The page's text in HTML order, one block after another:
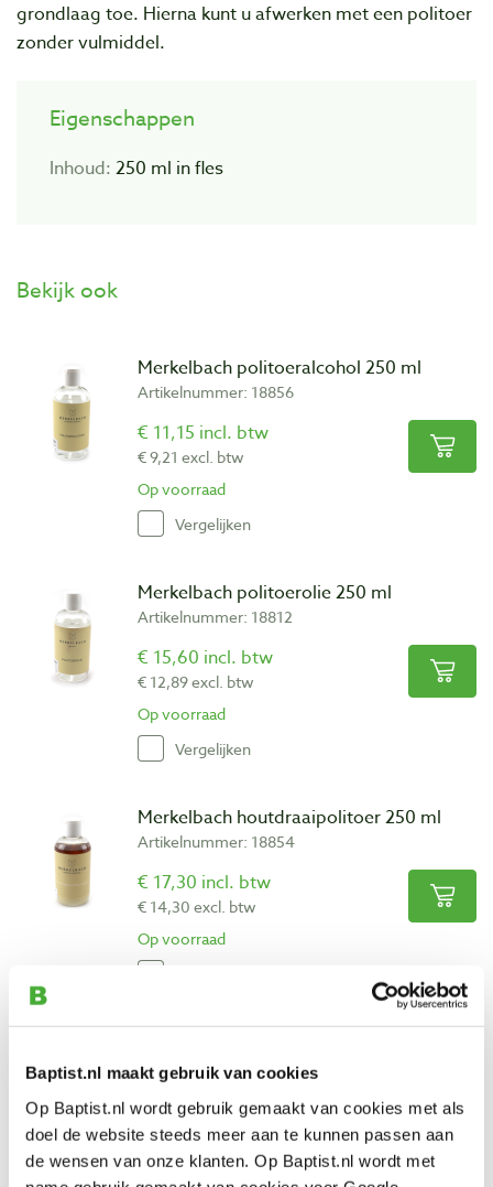
Baptist.nl maakt gebruik van cookies
Op Baptist.nl wordt gebruik gemaakt van cookies met als
doel de website steeds meer aan te kunnen passen aan
de wensen van onze klanten. Op Baptist.nl wordt met
grondlaag toe. Hierna kunt u afwerken met een politoer
zonder vulmiddel.
Eigenschappen
Inhoud: 250 ml in fles
Bekijk ook
Merkelbach politoeralcohol 250 ml
Artikelnummer: 18856
€ 11,15 incl. btw
€ 9,21 excl. btw
Op voorraad
Vergelijken
Merkelbach politoerolie 250 ml
Artikelnummer: 18812
€ 15,60 incl. btw
€ 12,89 excl. btw
Op voorraad
Vergelijken
Merkelbach houtdraaipolitoer 250 ml
Artikelnummer: 18854
€ 17,30 incl. btw
€ 14,30 excl. btw
Op voorraad
250 ml
€ 15,00 incl. btw
€ 12,40 excl. btw